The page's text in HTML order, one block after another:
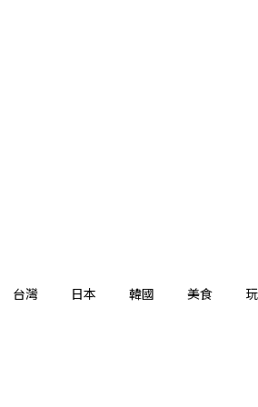
台灣 日本 韓國 美食